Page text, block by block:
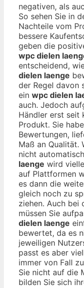
negativen, als
So sehen Sie in
Nachteile vom
bessere
geben die
wpc dielen
entscheidend,
dielen laenge
der Regel davon
ein wpc dielen
auch. Jedoch
Händler erst seit
Produkt. Sie
Bewertungen,
Maß an Qualität.
nicht
laenge wird
auf Plattformen
es dann die
gleich noch zu
ziehen. Auch bei
müssen Sie
dielen laenge
bewertet, da es
jeweiligen
passt es aber
immer von Fall
Sie nicht auf die
bilden Sie sich